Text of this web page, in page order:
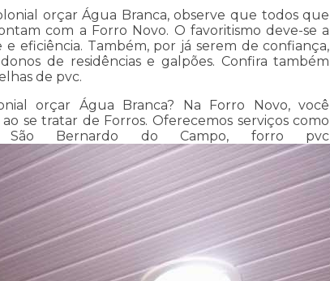
orçar Água Branca, observe que todos que
com a Forro Novo. O favoritismo deve-se a
e eficiência. Também, por já serem de confiança,
de residências e galpões. Confira também
de pvc.
orçar Água Branca? Na Forro Novo, você
se tratar de Forros. Oferecemos serviços como
Bernardo do Campo, forro pvc